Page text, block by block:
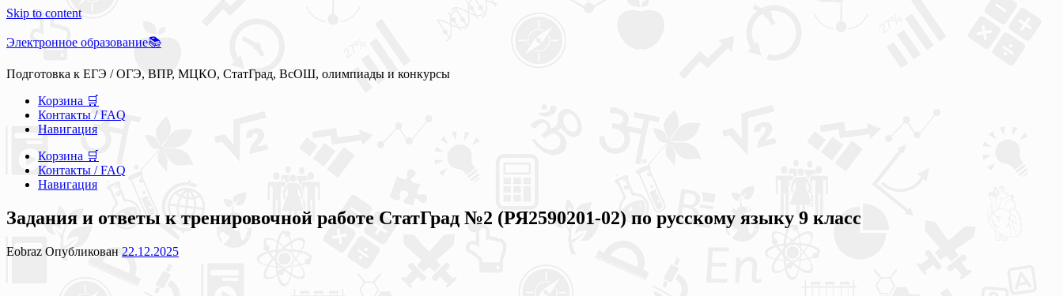
Skip to content
Электронное образование📚
Подготовка к ЕГЭ / ОГЭ, ВПР, МЦКО, СтатГрад, ВсОШ, олимпиады и конкурсы
Корзина 🛒
Контакты / FAQ
Навигация
Корзина 🛒
Контакты / FAQ
Навигация
Задания и ответы к тренировочной работе СтатГрад №2 (РЯ2590201-02) по русскому языку 9 класс
Eobraz Опубликован 22.12.2025